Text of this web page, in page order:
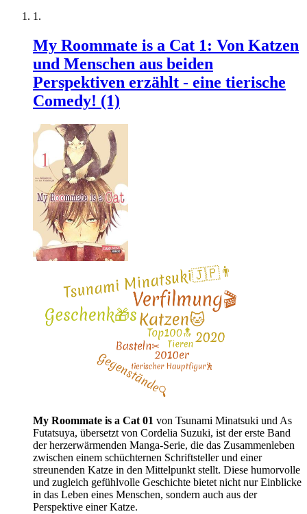
My Roommate is a Cat 1: Von Katzen
und Menschen aus beiden
Perspektiven erzählt - eine tierische
Comedy! (1)
My Roommate is a Cat 01 von Tsunami Minatsuki und As
Futatsuya, übersetzt von Cordelia Suzuki, ist der erste Band
der herzerwärmenden Manga-Serie, die das Zusammenleben
zwischen einem schüchternen Schriftsteller und einer
streunenden Katze in den Mittelpunkt stellt. Diese humorvolle
und zugleich gefühlvolle Geschichte bietet nicht nur Einblicke
in das Leben eines Menschen, sondern auch aus der
Perspektive einer Katze.